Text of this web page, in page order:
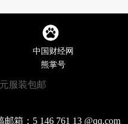
中国财经网
熊掌号
服装包邮
箱：5 146 761 13 @qq.com